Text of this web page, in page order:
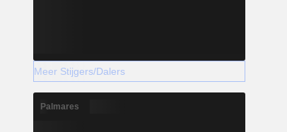
Meer Stijgers/Dalers
Palmares